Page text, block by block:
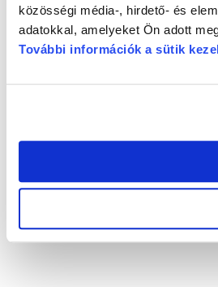
közösségi média-, hirdető- és
adatokkal, amelyeket Ön adott
További információk a sütik